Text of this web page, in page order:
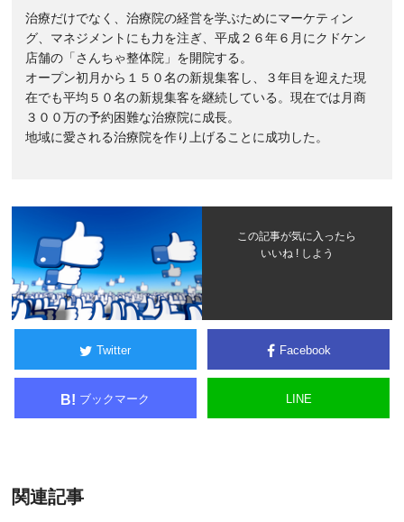
治療だけでなく、治療院の経営を学ぶためにマーケティン
グ、マネジメントにも力を注ぎ、平成２６年６月にクドケン
店舗の「さんちゃ整体院」を開院する。
オープン初月から１５０名の新規集客し、３年目を迎えた現
在でも平均５０名の新規集客を継続している。現在では月商
３００万の予約困難な治療院に成長。
地域に愛される治療院を作り上げることに成功した。
この記事が気に入ったら
いいね ! しよう
Twitter Facebook
B! ブックマーク LINE
関連記事